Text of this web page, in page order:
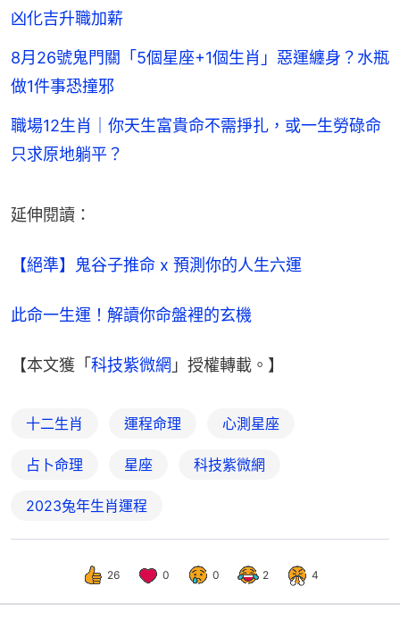
凶化吉升職加薪
8月26號鬼門關「5個星座+1個生肖」惡運纏身？水瓶
做1件事恐撞邪
職場12生肖｜你天生富貴命不需掙扎，或一生勞碌命
只求原地躺平？
延伸閱讀：
【絕準】鬼谷子推命 x 預測你的人生六運
此命一生運！解讀你命盤裡的玄機
【本文獲「科技紫微網 」授權轉載。】
十二生肖 運程命理 心測星座
占卜命理 星座 科技紫微網
2023兔年生肖運程
26 0 0 2 4